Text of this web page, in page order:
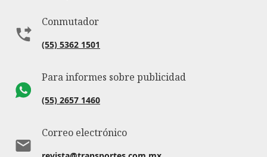
Conmutador
(55) 5362 1501
Para informes sobre publicidad
(55) 2657 1460
Correo electrónico